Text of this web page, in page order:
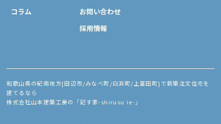
コラム
お問い合わせ
採用情報
和歌山県の紀南地方[田辺市/みなべ町/白浜町/上富田町]で新築注文住宅を
建てるなら
株式会社山本建築工房の「記す家-shirusu ie-」